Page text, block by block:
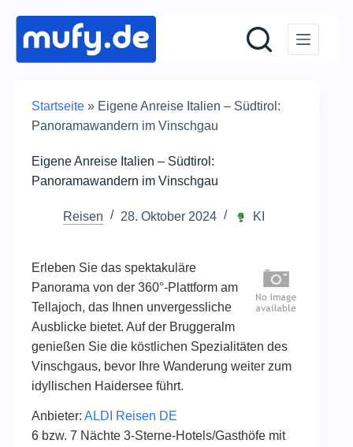
Inhalt
springen
Startseite » Eigene Anreise Italien – Südtirol:
Panoramawandern im Vinschgau
Eigene Anreise Italien – Südtirol:
Panoramawandern im Vinschgau
Reisen 28. Oktober 2024 KI
Erleben Sie das spektakuläre
Panorama von der 360°-Plattform am
Tellajoch, das Ihnen unvergessliche
Ausblicke bietet. Auf der Bruggeralm
genießen Sie die köstlichen Spezialitäten des
Vinschgaus, bevor Ihre Wanderung weiter zum
idyllischen Haidersee führt.
Anbieter: ALDI Reisen DE
6 bzw. 7 Nächte 3-Sterne-Hotels/Gasthöfe mit